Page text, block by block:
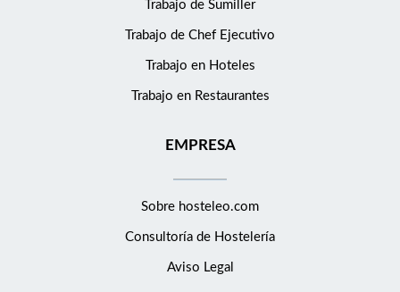
Trabajo de Sumiller
Trabajo de Chef Ejecutivo
Trabajo en Hoteles
Trabajo en Restaurantes
EMPRESA
Sobre hosteleo.com
Consultoría de Hostelería
Aviso Legal